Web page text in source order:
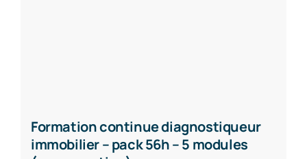
Formation continue diagnostiqueur
immobilier – pack 56h – 5 modules